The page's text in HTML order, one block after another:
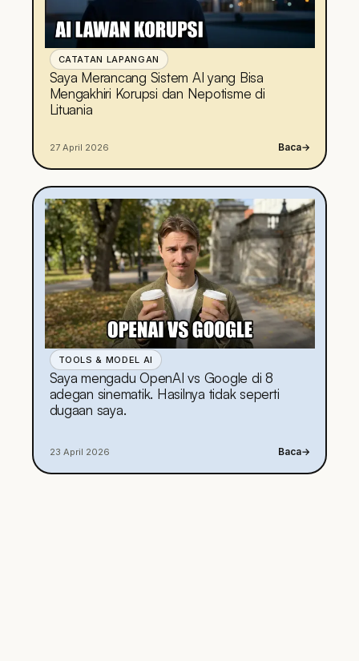
CATATAN LAPANGAN
Saya Merancang Sistem AI yang Bisa
Mengakhiri Korupsi dan Nepotisme di
Lituania
27 April 2026 Baca→
TOOLS & MODEL AI
Saya mengadu OpenAI vs Google di 8
adegan sinematik. Hasilnya tidak seperti
dugaan saya.
23 April 2026 Baca→